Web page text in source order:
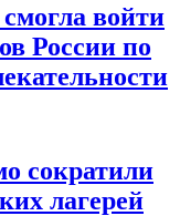
войти
России по
сократили
лагерей